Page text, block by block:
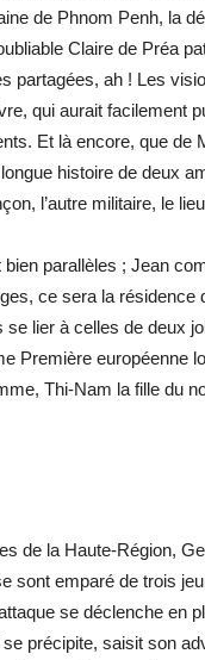
de Phnom Penh, la
Claire de Préa
partagées, ah ! Les
qui aurait facilement
Et là encore, que
histoire de deux
l’autre militaire, le
parallèles ; Jean
ce sera la résidence
lier à celles de deux
Première européenne
Thi-Nam la fille du
de la Haute-Région,
sont emparé de trois
se déclenche en
précipite, saisit son